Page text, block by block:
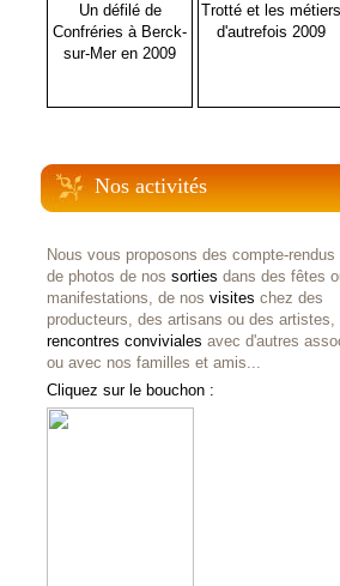
Un défilé de
Confréries à Berck-
sur-Mer en 2009
Trotté et les métiers
d'autrefois 2009
Nos activités
Nous vous proposons des compte-rendus
de photos de nos sorties dans des fêtes
manifestations, de nos visites chez des
producteurs, des artisans ou des artistes,
rencontres conviviales avec d'autres
ou avec nos familles et amis...
Cliquez sur le bouchon :